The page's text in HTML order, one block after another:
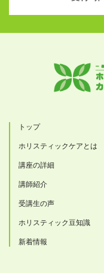
トップ
ホリスティックケアとは
講座の詳細
講師紹介
受講生の声
ホリスティック豆知識
新着情報